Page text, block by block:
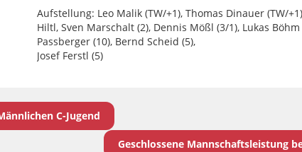
Aufstellung: Leo Malik (TW/+1), Thomas Dinauer (TW/
Hiltl, Sven Marschalt (2), Dennis Mößl (3/1), Lukas Böhm
Passberger (10), Bernd Scheid (5),
Josef Ferstl (5)
C-Jugend
Geschlossene Mannschaftsleistung